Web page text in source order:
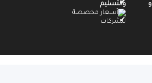
والتسليم
أسعار مخصصة